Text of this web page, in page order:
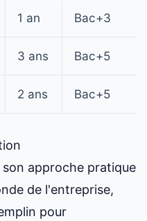
1 an Bac+3
3 ans Bac+5
2 ans Bac+5
approche pratique
de l'entreprise,
pour